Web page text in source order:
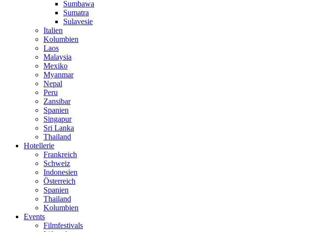
Sumbawa
Sumatra
Sulavesie
Italien
Kolumbien
Laos
Malaysia
Mexiko
Myanmar
Nepal
Peru
Zansibar
Spanien
Singapur
Sri Lanka
Thailand
Hotellerie
Frankreich
Schweiz
Indonesien
Österreich
Spanien
Thailand
Kolumbien
Events
Filmfestivals